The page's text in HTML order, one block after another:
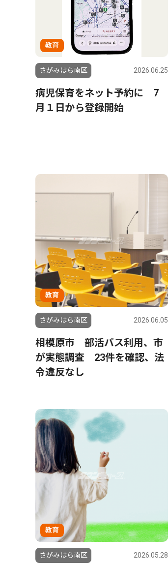
教育
さがみはら南区 2026.06.25
病児保育をネット予約に 7
月１日から登録開始
教育
さがみはら南区 2026.06.05
相模原市 部活バス利用、市
が実態調査 23件を確認、法
令違反なし
教育
さがみはら南区 2026.05.28